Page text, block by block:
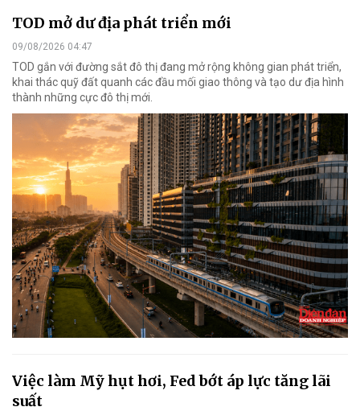
TOD mở dư địa phát triển mới
09/08/2026 04:47
TOD gắn với đường sắt đô thị đang mở rộng không gian phát triển,
khai thác quỹ đất quanh các đầu mối giao thông và tạo dư địa hình
thành những cực đô thị mới.
Việc làm Mỹ hụt hơi, Fed bớt áp lực tăng lãi
suất